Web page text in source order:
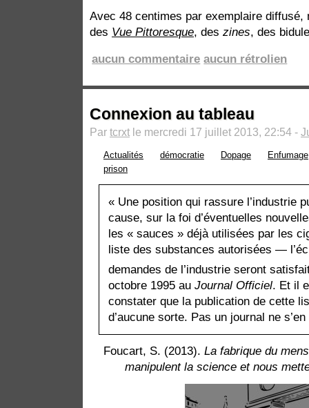
Avec 48 centimes par exemplaire diffusé,
des Vue Pittoresque, des zines, des
aucun commentaire aucun rétrolien
Connexion au tableau
Par tcrxt le mercredi 17 juillet 2013, 22:54 -
Actualités démocratie Dopage
Enfumage
prison
« Une position qui rassure l’industrie
cause, sur la foi d’éventuelles
les « sauces » déjà utilisées par les
liste des substances autorisées —
demandes de l’industrie seront
octobre 1995 au Journal Officiel. Et il
constater que la publication de cette
d’aucune sorte. Pas un journal ne s’en
Foucart, S. (2013). La fabrique du
manipulent la science et nous